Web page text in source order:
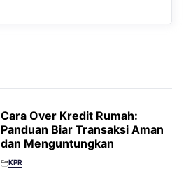
Cara Over Kredit Rumah:
Panduan Biar Transaksi Aman
dan Menguntungkan
KPR